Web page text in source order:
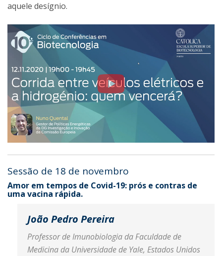
aquele desígnio.
Sessão de 18 de novembro
Amor em tempos de Covid-19: prós e contras de
uma vacina rápida.
João Pedro Pereira
Professor de Imunobiologia da Faculdade de
Medicina da Universidade de Yale, Estados Unidos